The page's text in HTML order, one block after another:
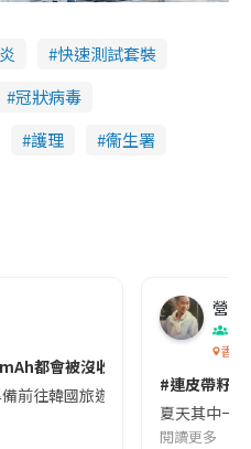
快速測試套裝
冠狀病毒
護理
衞生署
都會被沒收😱出發前切記檢查
備前往韓國旅遊的民眾，近期要
營養
香港
#連皮帶籽
夏天其中一
閱讀更多